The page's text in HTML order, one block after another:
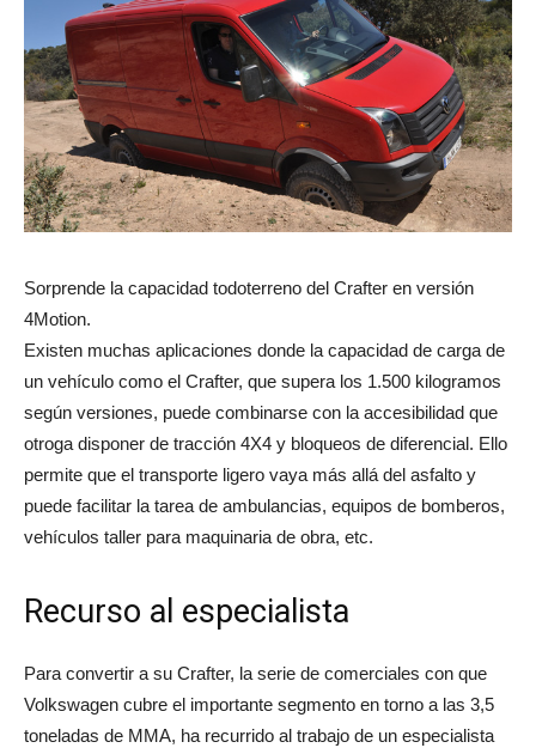
Sorprende la capacidad todoterreno del Crafter en versión
4Motion.
Existen muchas aplicaciones donde la capacidad de carga de
un vehículo como el Crafter, que supera los 1.500 kilogramos
según versiones, puede combinarse con la accesibilidad que
otroga disponer de tracción 4X4 y bloqueos de diferencial. Ello
permite que el transporte ligero vaya más allá del asfalto y
puede facilitar la tarea de ambulancias, equipos de bomberos,
vehículos taller para maquinaria de obra, etc.
Recurso al especialista
Para convertir a su Crafter, la serie de comerciales con que
Volkswagen cubre el importante segmento en torno a las 3,5
toneladas de MMA, ha recurrido al trabajo de un especialista